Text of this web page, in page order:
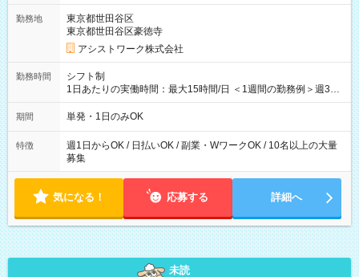
勤務地
東京都世田谷区
東京都世田谷区豪徳寺
アシストワーク株式会社
勤務時間
シフト制
1日あたりの実働時間：最大15時間/日 ＜1週間の勤務例＞週3回
勤務 勤務：月・水・金 休み：火・木・土・日 好きな時にお仕事
可能です！ ※1日あたりの最大実働時間は日勤、夜勤共に勤務し
期間 単発・1日のみOK
特徴
週1日からOK / 日払いOK / 副業・WワークOK / 10名以上の大量
募集
気になる！ 応募する 詳細へ
未読